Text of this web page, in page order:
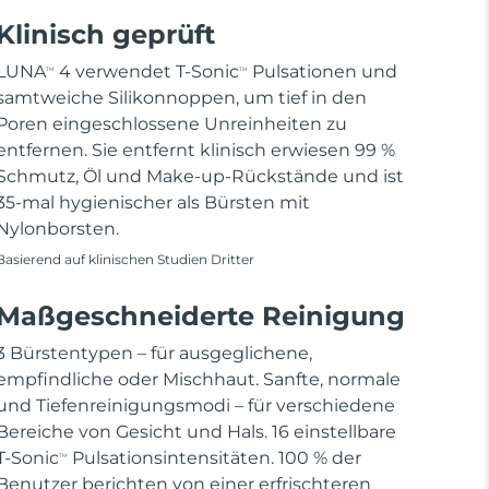
geprüft
TM 4 verwendet T-SonicTM
Pulsationen und
Silikonnoppen, um tief in den
eingeschlossene Unreinheiten zu
Sie entfernt klinisch erwiesen 99 %
Öl und Make-up-Rückstände und ist
mal hygienischer als Bürsten mit
auf klinischen Studien Dritter
Reinigung
Bürstentypen – für ausgeglichene,
oder Mischhaut. Sanfte, normale
Tiefenreinigungsmodi – für verschiedene
von Gesicht und Hals. 16 einstellbare
SonicTM
Pulsationsintensitäten. 100 % der
berichten von einer erfrischteren